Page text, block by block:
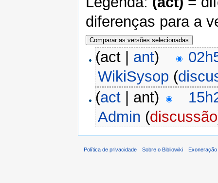
diferenças para a
(act | ant)
WikiSysop (
(act | ant)
Admin (discussão
Política de privacidade Sobre o Bibliowiki